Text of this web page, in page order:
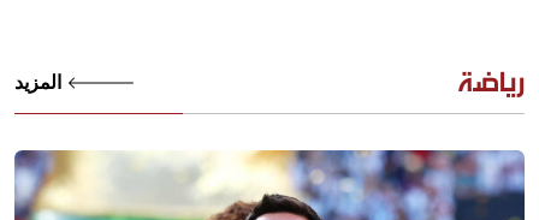
رياضة المزيد